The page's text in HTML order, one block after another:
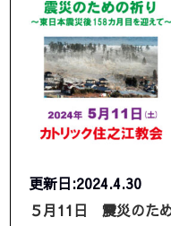
更新日:2024.4.30
５月11日 震災のた